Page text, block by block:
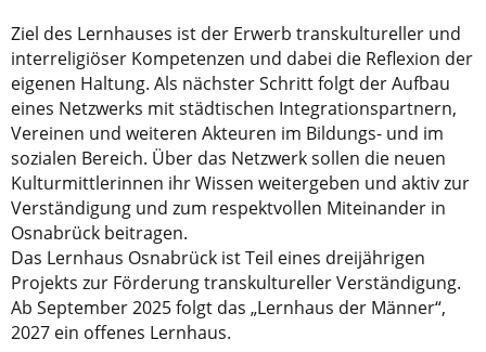
Ziel des Lernhauses ist der Erwerb transkultureller und
interreligiöser Kompetenzen und dabei die Reflexion der
eigenen Haltung. Als nächster Schritt folgt der Aufbau
eines Netzwerks mit städtischen Integrationspartnern,
Vereinen und weiteren Akteuren im Bildungs- und im
sozialen Bereich. Über das Netzwerk sollen die neuen
Kulturmittlerinnen ihr Wissen weitergeben und aktiv zur
Verständigung und zum respektvollen Miteinander in
Osnabrück beitragen.
Das Lernhaus Osnabrück ist Teil eines dreijährigen
Projekts zur Förderung transkultureller Verständigung.
Ab September 2025 folgt das „Lernhaus der Männer“,
2027 ein offenes Lernhaus.